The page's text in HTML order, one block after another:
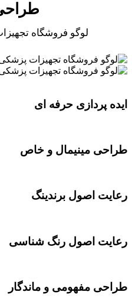
لوگو فروشگاه
ایده پردازی حرفه ای
طراحی مینیمال و خاص
رعایت اصول برندینگ
رعایت اصول رنگ شناسی
طراحی مفهومی و ماندگار